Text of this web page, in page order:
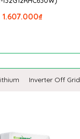
₫
1.607.000
Inverter Off Grid